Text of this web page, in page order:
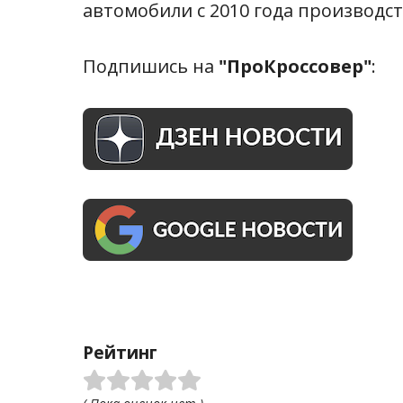
автомобили с 2010 года
Подпишись на "ПроКроссовер":
Рейтинг